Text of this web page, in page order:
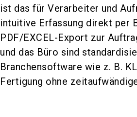
ist das für Verarbeiter und
intuitive Erfassung direkt per
PDF/EXCEL-Export zur
und das Büro sind
Branchensoftware wie z. B.
Fertigung ohne